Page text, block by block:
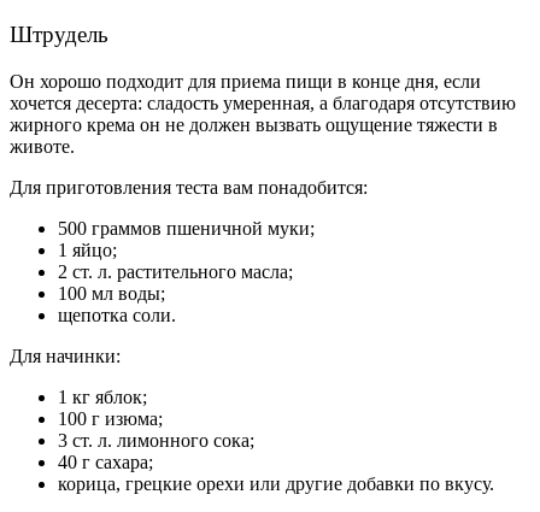
Штрудель
Он хорошо подходит для приема пищи в конце дня, если
хочется десерта: сладость умеренная, а благодаря отсутствию
жирного крема он не должен вызвать ощущение тяжести в
животе.
Для приготовления теста вам понадобится:
500 граммов пшеничной муки;
1 яйцо;
2 ст. л. растительного масла;
100 мл воды;
щепотка соли.
Для начинки:
1 кг яблок;
100 г изюма;
3 ст. л. лимонного сока;
40 г сахара;
корица, грецкие орехи или другие добавки по вкусу.